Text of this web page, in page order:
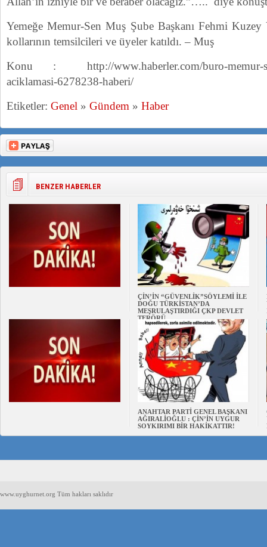
Yemeğe Memur-Sen Muş Şube Başkanı Fehmi Kuzey
kollarının temsilcileri ve üyeler katıldı. – Muş
Konu : http://www.haberler.com/buro-memur-
aciklamasi-6278238-haberi/
Etiketler: Genel » Gündem » Haber
BENZER HABERLER
ÇİN’İN “GÜVENLİK”SÖYLEMİ İLE
DOĞU TÜRKİSTAN’DA
MEŞRULAŞTIRDIĞI ÇKP DEVLET
TERÖRÜ
ANAHTAR PARTİ GENEL BAŞKANI
AĞIRALİOĞLU : ÇİN’İN UYGUR
SOYKIRIMI BİR HAKİKATTIR!
www.uyghurnet.org Tüm hakları saklıdır